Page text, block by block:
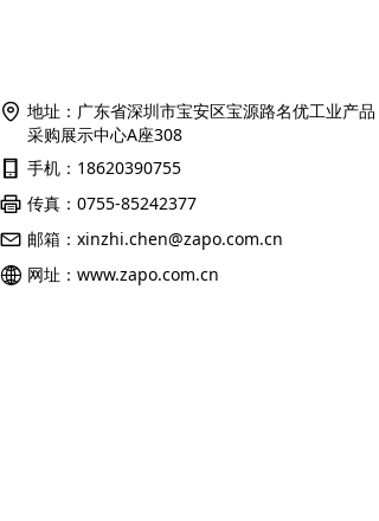
地址： 广东省深圳市宝安区宝源路名优工业产品
采购展示中心A座308
手机： 18620390755
传真： 0755-85242377
邮箱： xinzhi.chen@zapo.com.cn
网址： www.zapo.com.cn